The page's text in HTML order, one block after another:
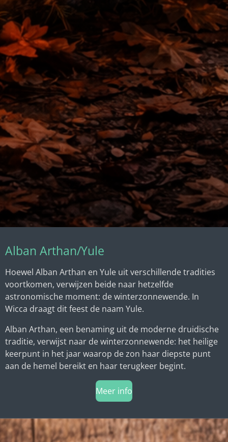
Alban Arthan/Yule
Hoewel Alban Arthan en Yule uit verschillende tradities
voortkomen, verwijzen beide naar hetzelfde
astronomische moment: de winterzonnewende. In
Wicca draagt dit feest de naam Yule.
Alban Arthan, een benaming uit de moderne druidische
traditie, verwijst naar de winterzonnewende: het heilige
keerpunt in het jaar waarop de zon haar diepste punt
aan de hemel bereikt en haar terugkeer begint.
Meer info